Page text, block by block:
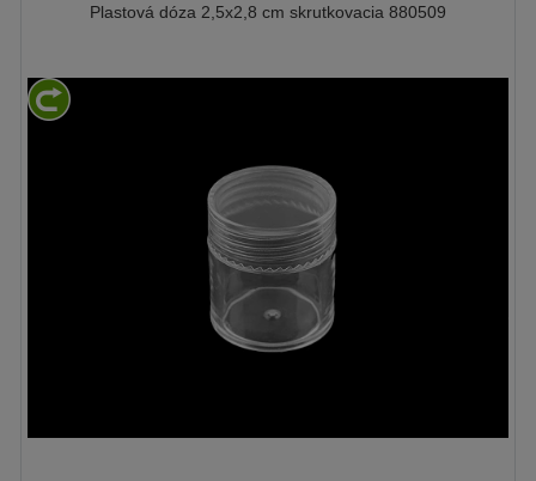
Plastová dóza 2,5x2,8 cm skrutkovacia 880509